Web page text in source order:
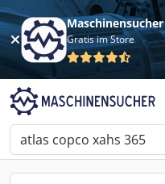
Maschinensucher
Gratis im Store